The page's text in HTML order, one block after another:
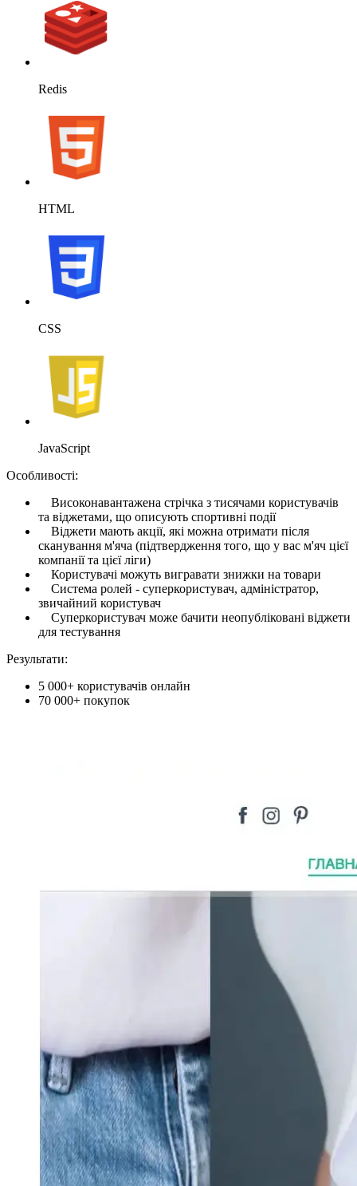
Redis
HTML
CSS
JavaScript
Особливості:
Високонавантажена стрічка з тисячами користувачів
та віджетами, що описують спортивні події
Віджети мають акції, які можна отримати після
сканування м'яча (підтвердження того, що у вас м'яч цієї
компанії та цієї ліги)
Користувачі можуть вигравати знижки на товари
Система ролей - суперкористувач, адміністратор,
звичайний користувач
Суперкористувач може бачити неопубліковані віджети
для тестування
Результати:
5 000+ користувачів онлайн
70 000+ покупок